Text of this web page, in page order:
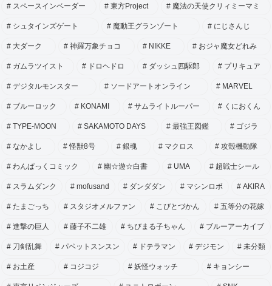
スペースインベーダー 東方Project 魔法の天使クリィミーマミ
シュタインズゲート 魔動王グランゾート にじさんじ
大ダーク 神羅万象チョコ NIKKE おジャ魔女どれみ
ガムラツイスト ドロヘドロ ダッシュ四駆郎 プリキュア
デジタルモンスター ソードアートオンライン MARVEL
ブルーロック KONAMI サムライトルーパー くにおくん
TYPE-MOON SAKAMOTO DAYS 最強王図鑑 ゴジラ
なかよし 怪獣8号 銀魂 マクロス 攻殻機動隊
わんぱっくコミック 幽☆遊☆白書 UMA 超戦士シール
スラムダンク mofusand ダンダダン マシンロボ AKIRA
たまごっち スタジオメルファン こびとづかん 五等分の花嫁
進撃の巨人 藤子不二雄 ちびまる子ちゃん ブルーアーカイブ
刀剣乱舞 パペットスンスン ドテラマン デジモン 未分類
お土産 コジコジ 妖怪ウォッチ キョンシー